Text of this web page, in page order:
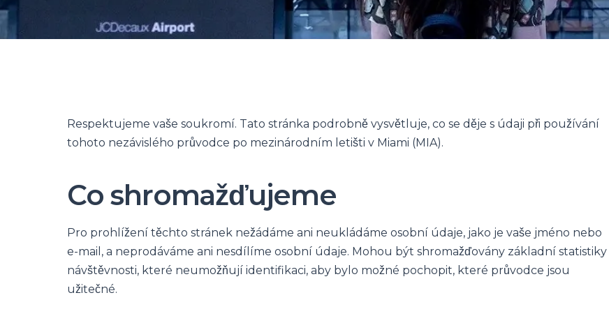
Respektujeme vaše soukromí. Tato stránka podrobně vysvětluje, co se děje s údaji při používání
tohoto nezávislého průvodce po mezinárodním letišti v Miami (MIA).
Co shromažďujeme
Pro prohlížení těchto stránek nežádáme ani neukládáme osobní údaje, jako je vaše jméno nebo
e-mail, a neprodáváme ani nesdílíme osobní údaje. Mohou být shromažďovány základní statistiky
návštěvnosti, které neumožňují identifikaci, aby bylo možné pochopit, které průvodce jsou
užitečné.